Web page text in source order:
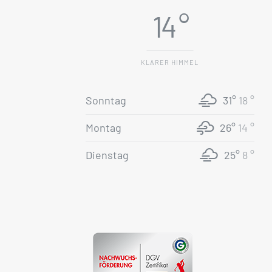
14 °
KLARER HIMMEL
Sonntag 31° 18 °
Montag 26° 14 °
Dienstag 25° 8 °